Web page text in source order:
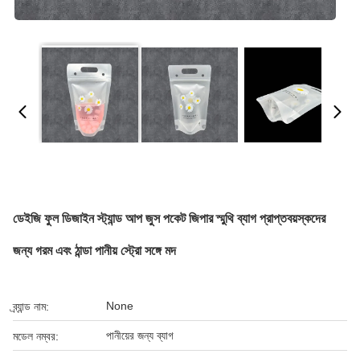
ডেইজি ফুল ডিজাইন স্ট্যান্ড আপ জুস পকেট জিপার স্মুথি ব্যাগ প্রাপ্তবয়স্কদের
জন্য গরম এবং ঠান্ডা পানীয় স্ট্রো সঙ্গে মদ
ব্র্যান্ড নাম: None
মডেল নম্বর: পানীয়ের জন্য ব্যাগ